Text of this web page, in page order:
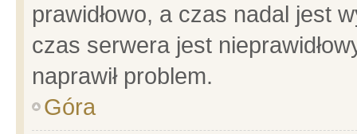
prawidłowo, a czas nadal jest
czas serwera jest
naprawił problem.
Góra